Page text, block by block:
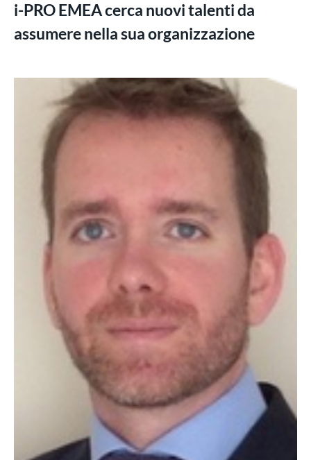
i-PRO EMEA cerca nuovi talenti da
assumere nella sua organizzazione